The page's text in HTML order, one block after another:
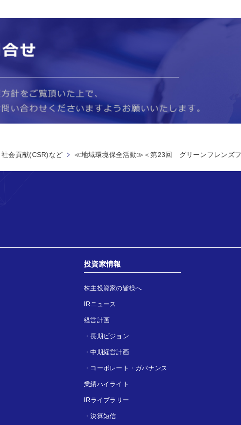
社会貢献(CSR)など ≪地域環境保全活動≫＜第23回 グリーンフレンズフ
投資家情報
株主投資家の皆様へ
IRニュース
経営計画
・長期ビジョン
・中期経営計画
・ コーポレート・ガバナンス
業績ハイライト
IRライブラリー
・決算短信